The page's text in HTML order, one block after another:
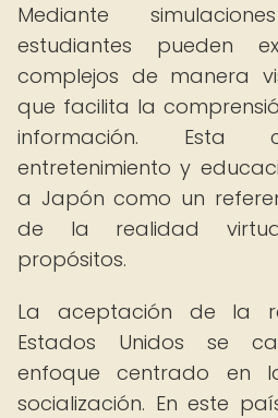
Mediante
estudiantes pueden
complejos de manera
que facilita la
información. Esta
entretenimiento y
a Japón como un
de la realidad
propósitos.
La aceptación de la
Estados Unidos se
enfoque centrado en
socialización. En este